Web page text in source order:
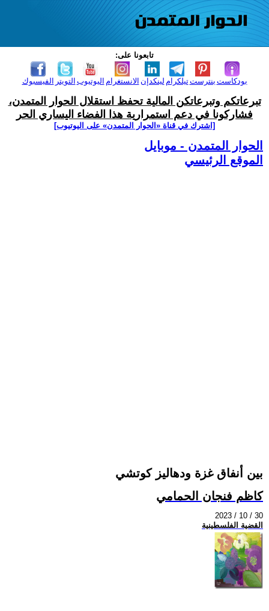
تابعونا على:
الفيسبوك التويتر اليوتيوب الانستغرام لينكدإن تيلكرامبنترست بودكاست
تبرعاتكم وتبرعاتكن المالية تحفظ استقلال الحوار المتمدن،
فشاركونا في دعم استمرارية هذا الفضاء اليساري الحر
[اشترك في قناة ‫«الحوار المتمدن» على اليوتيوب]
الحوار المتمدن - موبايل
الموقع الرئيسي
بين أنفاق غزة ودهاليز كوتشي
كاظم فنجان الحمامي
2023 / 10 / 30
القضية الفلسطينية